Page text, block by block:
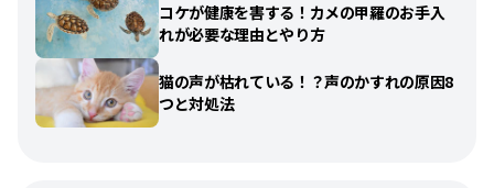
コケが健康を害する！カメの甲羅のお手入
れが必要な理由とやり方
猫の声が枯れている！？声のかすれの原因8
つと対処法